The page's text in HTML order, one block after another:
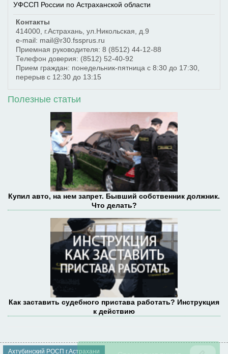
УФССП России по Астраханской области
Контакты
414000 г.Астрахань ул.Никольская, д.9
e-mail: mail@r30.fssprus.ru
Приемная руководителя: 8 (8512) 44-12-88
Телефон доверия: (8512) 52-40-92
Прием граждан: понедельник-пятница с 8:30 до 17:30,
перерыв с 12:30 до 13:15
Полезные статьи
Купил авто, на нем запрет. Бывший собственник должник.
Что делать?
Как заставить судебного пристава работать? Инструкция
к действию
Ахтубинский РОСП г.Астрахани